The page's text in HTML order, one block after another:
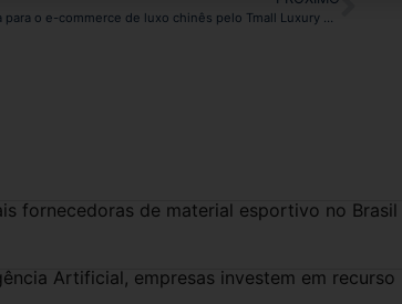
Tiffany entra para o e-commerce de luxo chinês pelo Tmall Luxury Pavilion do Grupo Alibaba
fornecedoras de material esportivo no Brasil
Artificial, empresas investem em recurso